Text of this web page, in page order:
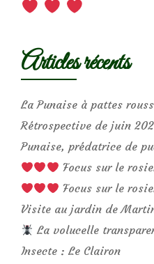
Articles récents
La Punaise à pattes
Rétrospective de juin
Punaise, prédatrice de
Focus sur le
Focus sur le
Visite au jardin de
La volucelle
Insecte : Le Clairon